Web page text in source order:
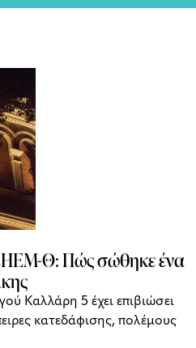
Θ: Πώς σώθηκε ένα
Καλλάρη 5 έχει επιβιώσει
κατεδάφισης, πολέμους